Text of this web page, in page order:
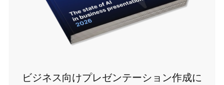
ビジネス向けプレゼンテーション作成に